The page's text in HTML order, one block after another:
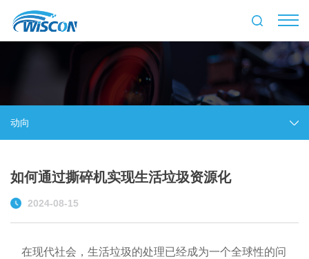
动向
如何通过撕碎机实现生活垃圾资源化
2024-08-15
在现代社会，生活垃圾的处理已经成为一个全球性的问